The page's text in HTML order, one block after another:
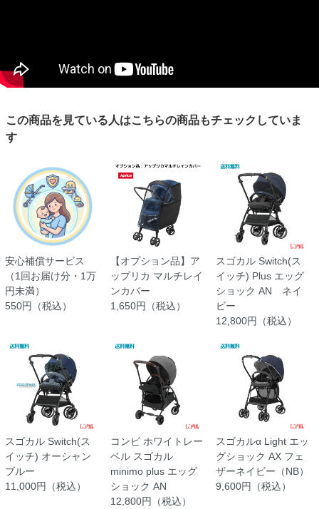
この商品を見ている人はこちらの商品もチェックしていま
す
安心補償サービス
（1回お届け分・1万
円未満）
550円（税込）
【オプション品】ア
ップリカ マルチレイ
ンカバー
1,650円（税込）
スゴカル Switch(ス
イッチ) Plus エッグ
ショック AN ネイ
ビー
12,800円（税込）
スゴカル Switch(ス
イッチ) オーシャン
ブルー
11,000円（税込）
コンビ ホワイトレー
ベル スゴカル
minimo plus エッグ
ショック AN
12,800円（税込）
スゴカルα Light エッ
グショック AX フェ
ザーネイビー（NB）
9,600円（税込）